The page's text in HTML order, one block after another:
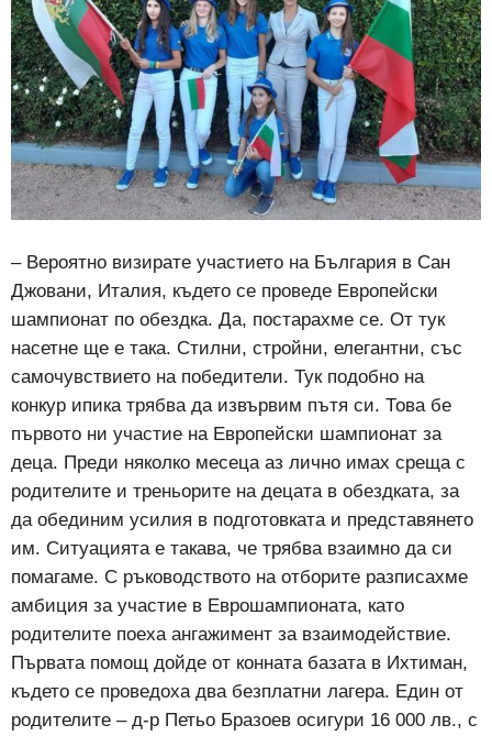
– Вероятно визирате участието на България в Сан
Джовани, Италия, където се проведе Европейски
шампионат по обездка. Да, постарахме се. От тук
насетне ще е така. Стилни, стройни, елегантни, със
самочувствието на победители. Тук подобно на
конкур ипика трябва да извървим пътя си. Това бе
първото ни участие на Европейски шампионат за
деца. Преди няколко месеца аз лично имах среща с
родителите и треньорите на децата в обездката, за
да обединим усилия в подготовката и представянето
им. Ситуацията е такава, че трябва взаимно да си
помагаме. С ръководството на отборите разписахме
амбиция за участие в Еврошампионата, като
родителите поеха ангажимент за взаимодействие.
Първата помощ дойде от конната базата в Ихтиман,
където се проведоха два безплатни лагера. Един от
родителите – д-р Петьо Бразоев осигури 16 000 лв., с